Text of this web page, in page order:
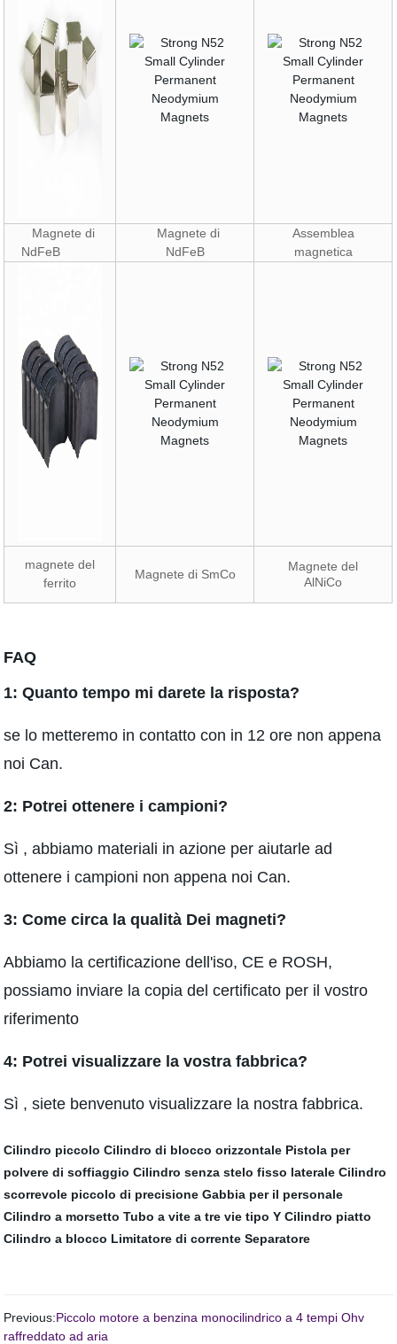
Magnete di
NdFeB
Magnete di
NdFeB
Assemblea
magnetica
magnete del
ferrito
Magnete di SmCo
Magnete del
AlNiCo
FAQ
1: Quanto tempo mi darete la risposta?
se lo metteremo in contatto con in 12 ore non appena
noi Can.
2: Potrei ottenere i campioni?
Sì , abbiamo materiali in azione per aiutarle ad
ottenere i campioni non appena noi Can.
3: Come circa la qualità Dei magneti?
Abbiamo la certificazione dell'iso, CE e ROSH,
possiamo inviare la copia del certificato per il vostro
riferimento
4: Potrei visualizzare la vostra fabbrica?
Sì , siete benvenuto visualizzare la nostra fabbrica.
Cilindro piccolo Cilindro di blocco orizzontale Pistola per
polvere di soffiaggio Cilindro senza stelo fisso laterale Cilindro
scorrevole piccolo di precisione Gabbia per il personale
Cilindro a morsetto Tubo a vite a tre vie tipo Y Cilindro piatto
Cilindro a blocco Limitatore di corrente Separatore
Previous:Piccolo motore a benzina monocilindrico a 4 tempi Ohv
raffreddato ad aria